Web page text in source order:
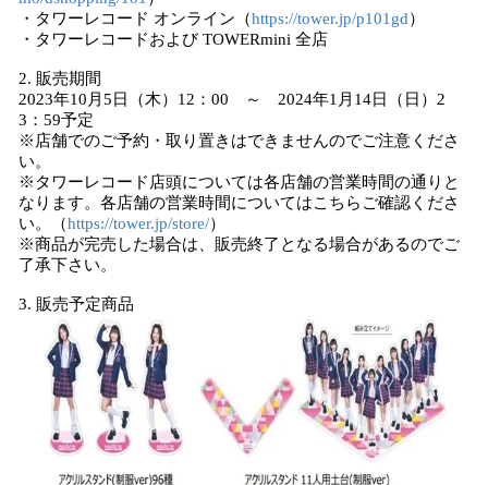
・タワーレコード オンライン（https://tower.jp/p101gd）
・タワーレコードおよび TOWERmini 全店
2. 販売期間
2023年10月5日（木）12：00 ～ 2024年1月14日（日）2
3：59予定
※店舗でのご予約・取り置きはできませんのでご注意くださ
い。
※タワーレコード店頭については各店舗の営業時間の通りと
なります。各店舗の営業時間についてはこちらご確認くださ
い。（https://tower.jp/store/）
※商品が完売した場合は、販売終了となる場合があるのでご
了承下さい。
3. 販売予定商品